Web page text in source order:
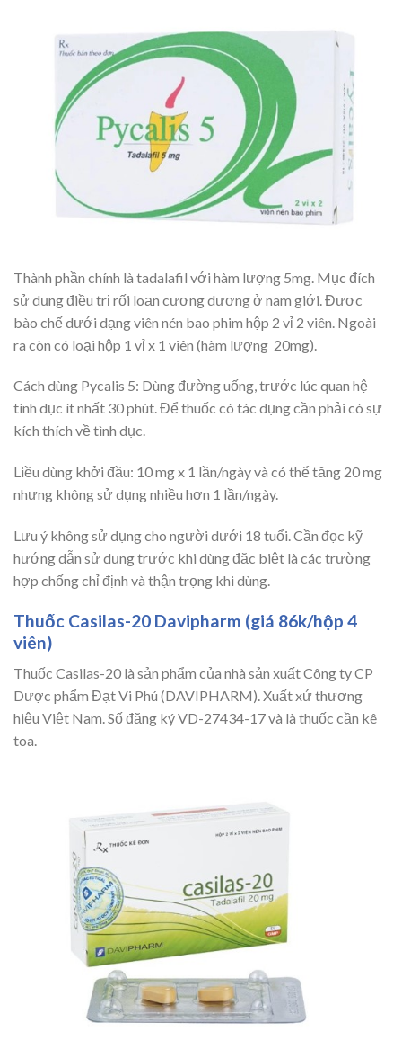
Thành phần chính là tadalafil với hàm lượng 5mg. Mục đích
sử dụng điều trị rối loạn cương dương ở nam giới. Được
bào chế dưới dạng viên nén bao phim hộp 2 vỉ 2 viên. Ngoài
ra còn có loại hộp 1 vỉ x 1 viên (hàm lượng 20mg).
Cách dùng Pycalis 5: Dùng đường uống, trước lúc quan hệ
tình dục ít nhất 30 phút. Để thuốc có tác dụng cần phải có sự
kích thích về tình dục.
Liều dùng khởi đầu: 10 mg x 1 lần/ngày và có thể tăng 20 mg
nhưng không sử dụng nhiều hơn 1 lần/ngày.
Lưu ý không sử dụng cho người dưới 18 tuổi. Cần đọc kỹ
hướng dẫn sử dụng trước khi dùng đặc biệt là các trường
hợp chống chỉ định và thận trọng khi dùng.
Thuốc Casilas-20 Davipharm (giá 86k/hộp 4
viên)
Thuốc Casilas-20 là sản phẩm của nhà sản xuất Công ty CP
Dược phẩm Đạt Vi Phú (DAVIPHARM). Xuất xứ thương
hiệu Việt Nam. Số đăng ký VD-27434-17 và là thuốc cần kê
toa.